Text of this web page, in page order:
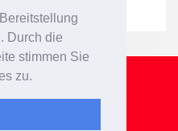
Durch die
stimmen Sie
zu.